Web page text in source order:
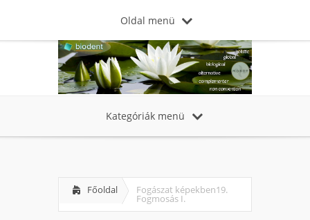
Oldal menü
Kategóriák menü
Főoldal Fogászat képekben19.
Fogmosás I.